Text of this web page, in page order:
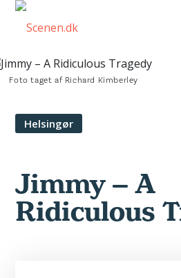
Foto taget af Richard Kimberley
Helsingør
Jimmy – A
Ridiculous